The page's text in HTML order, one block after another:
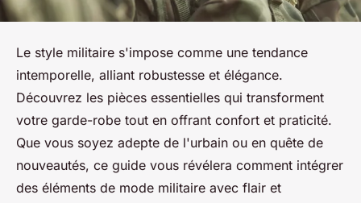
Le style militaire s'impose comme une tendance
intemporelle, alliant robustesse et élégance.
Découvrez les pièces essentielles qui transforment
votre garde-robe tout en offrant confort et praticité.
Que vous soyez adepte de l'urbain ou en quête de
nouveautés, ce guide vous révélera comment intégrer
des éléments de mode militaire avec flair et